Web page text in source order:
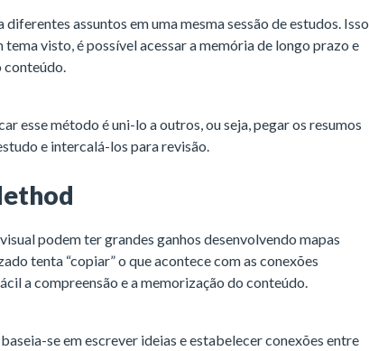
assuntos em uma mesma sessão de estudos. Isso
visto, é possível acessar a memória de longo prazo e
esse método é uni-lo a outros, ou seja, pegar os resumos
e intercalá-los para revisão.
podem ter grandes ganhos desenvolvendo mapas
tenta “copiar” o que acontece com as conexões
a compreensão e a memorização do conteúdo.
se em escrever ideias e estabelecer conexões entre